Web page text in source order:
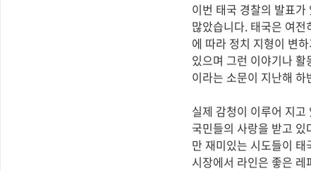
이번 태국 경찰의 발표
많았습니다. 태국은 여
에 따라 정치 지형이 변
있으며 그런 이야기나
이라는 소문이 지난해
실제 감청이 이루어 지
국민들의 사랑을 받고
만 재미있는 시도들이
시장에서 라인은 좋은